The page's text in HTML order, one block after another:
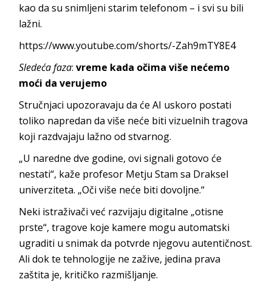
kao da su snimljeni starim telefonom – i svi su bili
lažni.
https://www.youtube.com/shorts/-Zah9mTY8E4
Sledeća faza: vreme kada očima više nećemo
moći da verujemo
Stručnjaci upozoravaju da će AI uskoro postati
toliko napredan da više neće biti vizuelnih tragova
koji razdvajaju lažno od stvarnog.
„U naredne dve godine, ovi signali gotovo će
nestati“, kaže profesor Metju Stam sa Draksel
univerziteta. „Oči više neće biti dovoljne.“
Neki istraživači već razvijaju digitalne „otisne
prste“, tragove koje kamere mogu automatski
ugraditi u snimak da potvrde njegovu autentičnost.
Ali dok te tehnologije ne zažive, jedina prava
zaštita je, kritičko razmišljanje.